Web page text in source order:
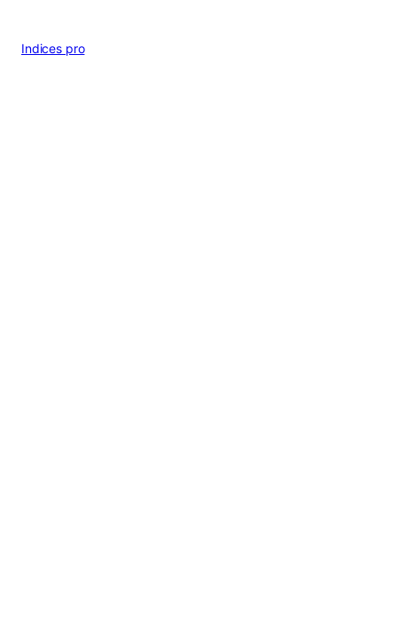
Indices pro